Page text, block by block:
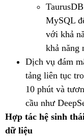
MySQL
với khả
khả năng
Dịch vụ đám
tảng liên tục
10 phút và
cầu như
Hợp tác hệ sinh
dữ liệu